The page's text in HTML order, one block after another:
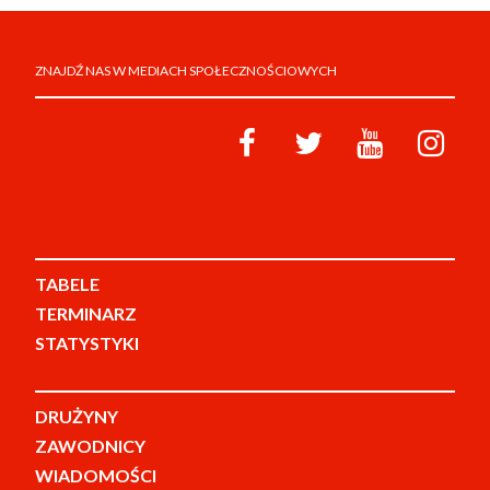
ZNAJDŹ NAS W MEDIACH SPOŁECZNOŚCIOWYCH
TABELE
TERMINARZ
STATYSTYKI
DRUŻYNY
ZAWODNICY
WIADOMOŚCI